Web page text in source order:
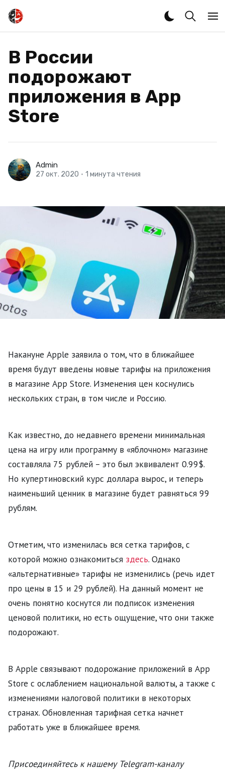
В России
подорожают
приложения в App
Store
Admin
27 окт. 2020 • 1 минута чтения
Накануне Apple заявила о том, что в ближайшее
время будут введены новые тарифы на приложения
в магазине App Store. Изменения цен коснулись
нескольких стран, в том числе и Россию.
Как известно, до недавнего времени минимальная
цена на игру или программу в «яблочном» магазине
составляла 75 рублей – это был эквивалент 0.99$.
Но купертиновский курс доллара вырос, и теперь
наименьший ценник в магазине будет равняться 99
рублям.
Отметим, что изменилась вся сетка тарифов, с
которой можно ознакомиться здесь. Однако
«альтернативные» тарифы не изменились (речь идет
про цены в 15 и 29 рублей). На данный момент не
очень понятно коснутся ли подписок изменения
ценовой политики, но есть ощущение, что они также
подорожают.
В Apple связывают подорожание приложений в App
Store с ослаблением национальной валюты, а также с
изменениями налоговой политики в некоторых
странах. Обновленная тарифная сетка начнет
работать уже в ближайшее время.
Присоединяйтесь к нашему Telegram-каналу